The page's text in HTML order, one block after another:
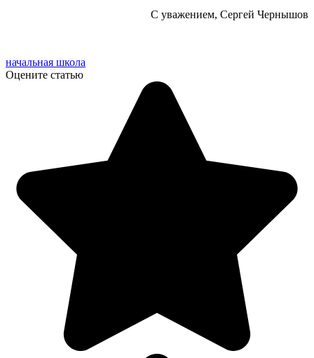
С уважением, Сергей Чернышов
начальная школа
Оцените статью